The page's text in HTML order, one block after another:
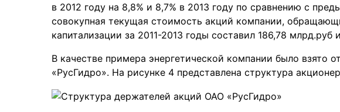
в 2012 году на 8,8% и 8,7% в 2013 году по сравнению с
совокупная текущая стоимость акций компании,
капитализации за 2011-2013 годы составил 186,78 млрд.руб
В качестве примера энергетической компании было взято
«РусГидро». На рисунке 4 представлена структура